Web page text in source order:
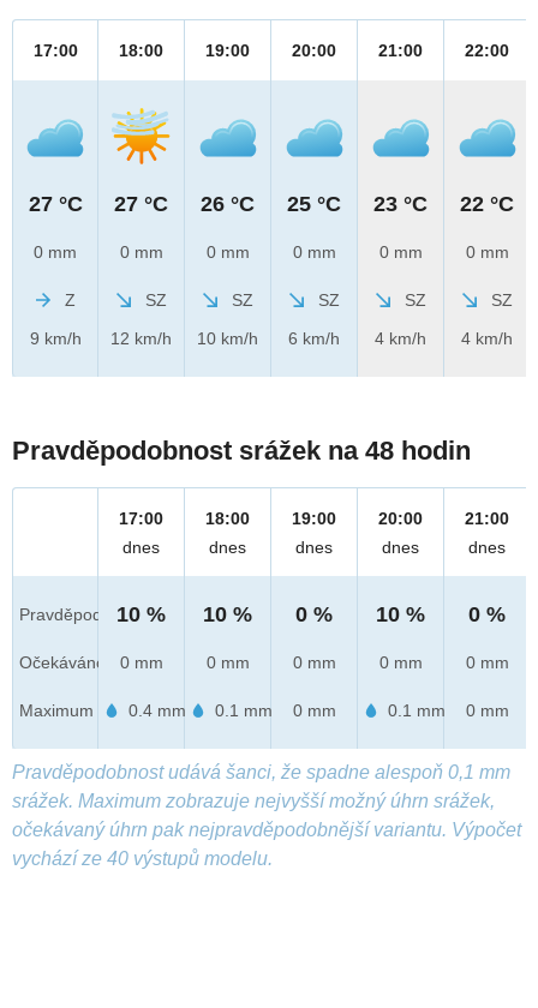
17:00
27 °C
0 mm
Z
9 km/h
18:00
27 °C
0 mm
SZ
12 km/h
19:00
26 °C
0 mm
SZ
10 km/h
20:00
25 °C
0 mm
SZ
6 km/h
21:00
23 °C
0 mm
SZ
4 km/h
22:00
22 °C
0 mm
SZ
4 km/h
Pravděpodobnost srážek na 48 hodin
Pravděpod.
Očekáváno
Maximum
17:00
dnes
10 %
0 mm
0.4 mm
18:00
dnes
10 %
0 mm
0.1 mm
19:00
dnes
0 %
0 mm
0 mm
20:00
dnes
10 %
0 mm
0.1 mm
21:00
dnes
0 %
0 mm
0 mm
Pravděpodobnost udává šanci, že spadne alespoň 0,1 mm
srážek. Maximum zobrazuje nejvyšší možný úhrn srážek,
očekávaný úhrn pak nejpravděpodobnější variantu. Výpočet
vychází ze 40 výstupů modelu.